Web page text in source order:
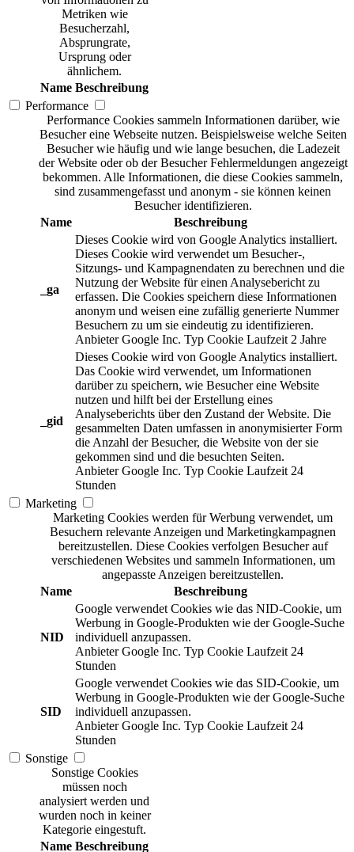
Metriken wie
Besucherzahl,
Absprungrate,
Ursprung oder
ähnlichem.
Name Beschreibung
Performance
Performance Cookies sammeln Informationen darüber, wie
Besucher eine Webseite nutzen. Beispielsweise welche Seiten
Besucher wie häufig und wie lange besuchen, die Ladezeit
der Website oder ob der Besucher Fehlermeldungen angezeigt
bekommen. Alle Informationen, die diese Cookies sammeln,
sind zusammengefasst und anonym - sie können keinen
Besucher identifizieren.
Name
Beschreibung
_ga
Dieses Cookie wird von Google Analytics installiert.
Dieses Cookie wird verwendet um Besucher-,
Sitzungs- und Kampagnendaten zu berechnen und die
Nutzung der Website für einen Analysebericht zu
erfassen. Die Cookies speichern diese Informationen
anonym und weisen eine zufällig generierte Nummer
Besuchern zu um sie eindeutig zu identifizieren.
Anbieter Google Inc. Typ Cookie Laufzeit 2 Jahre
_gid
Dieses Cookie wird von Google Analytics installiert.
Das Cookie wird verwendet, um Informationen
darüber zu speichern, wie Besucher eine Website
nutzen und hilft bei der Erstellung eines
Analyseberichts über den Zustand der Website. Die
gesammelten Daten umfassen in anonymisierter Form
die Anzahl der Besucher, die Website von der sie
gekommen sind und die besuchten Seiten.
Anbieter Google Inc. Typ Cookie Laufzeit 24
Stunden
Marketing
Marketing Cookies werden für Werbung verwendet, um
Besuchern relevante Anzeigen und Marketingkampagnen
bereitzustellen. Diese Cookies verfolgen Besucher auf
verschiedenen Websites und sammeln Informationen, um
angepasste Anzeigen bereitzustellen.
Name
Beschreibung
NID
Google verwendet Cookies wie das NID-Cookie, um
Werbung in Google-Produkten wie der Google-Suche
individuell anzupassen.
Anbieter Google Inc. Typ Cookie Laufzeit 24
Stunden
SID
Google verwendet Cookies wie das SID-Cookie, um
Werbung in Google-Produkten wie der Google-Suche
individuell anzupassen.
Anbieter Google Inc. Typ Cookie Laufzeit 24
Stunden
Sonstige
Sonstige Cookies
müssen noch
analysiert werden und
wurden noch in keiner
Kategorie eingestuft.
Name Beschreibung